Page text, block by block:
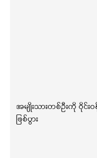
အမျိုးသားတစ်ဦးကို ဝိုင်း
ဖြစ်ပွား